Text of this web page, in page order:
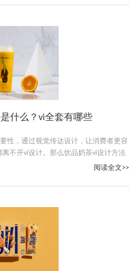
什么？vi全套有哪些
性，通过视觉传达设计，让消费者更容
不开vi设计。那么饮品奶茶vi设计方法
阅读全文>>